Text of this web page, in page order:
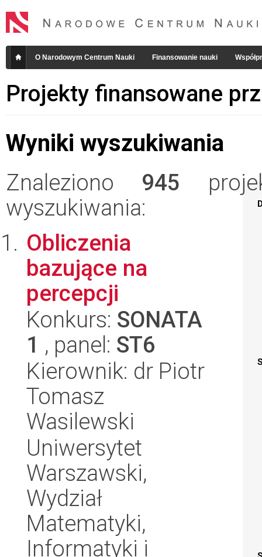
O Narodowym Centrum Nauki Finansowanie nauki
Projekty finansowane
Wyniki wyszukiwania
Znaleziono 945
wyszukiwania:
Obliczenia
bazujące na
percepcji
Konkurs: SONATA
1 , panel: ST6
Kierownik: dr Piotr
Tomasz
Wasilewski
Uniwersytet
Warszawski,
Wydział
Matematyki,
Informatyki i